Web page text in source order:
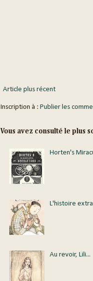
Article plus récent
Inscription à : Publier les
Vous avez consulté le plus
Horten's
L'histoire
Au revoir, Lili...